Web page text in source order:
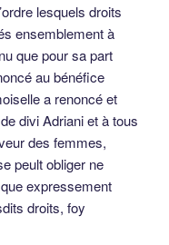
lesquels droits
ensemblement à
que pour sa part
au bénéfice
a renoncé et
divi Adriani et à tous
des femmes,
peult obliger ne
expressement
droits, foy